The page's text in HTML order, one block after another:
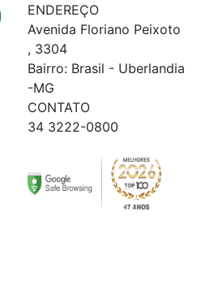
ENDEREÇO
Avenida Floriano Peixoto
, 3304
Bairro: Brasil - Uberlandia
-MG
CONTATO
34 3222-0800